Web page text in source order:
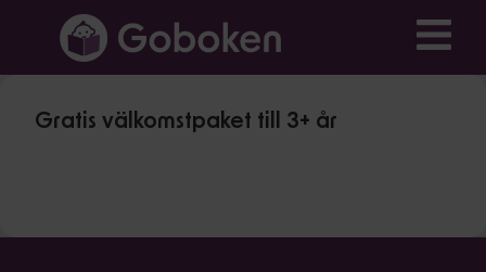
Gratis välkomstpaket till 3+ år